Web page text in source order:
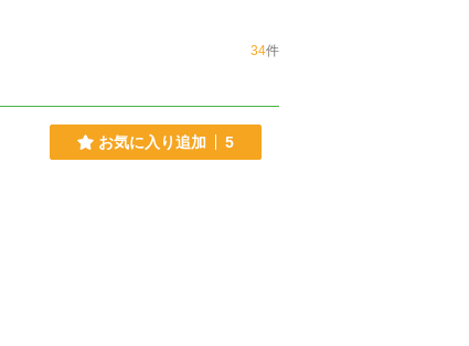
34件
お気に入り追加 5